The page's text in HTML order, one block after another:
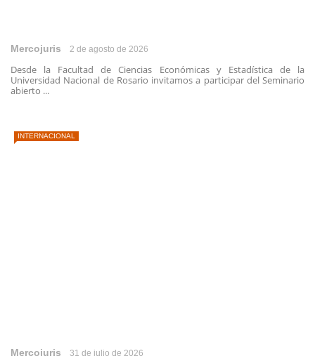
Mercojuris 2 de agosto de 2026
Desde la Facultad de Ciencias Económicas y Estadística de la
Universidad Nacional de Rosario invitamos a participar del Seminario
abierto ...
INTERNACIONAL
Mercojuris 31 de julio de 2026